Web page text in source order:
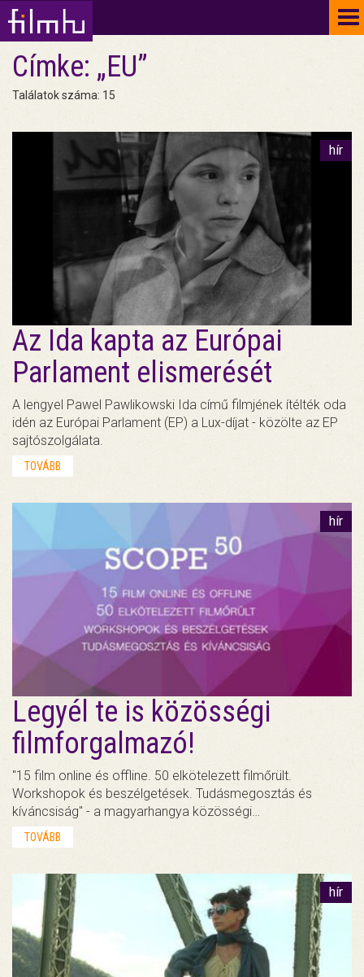
Címke: „EU”
Találatok száma: 15
hír
Az Ida kapta az Európai
Parlament elismerését
A lengyel Pawel Pawlikowski Ida című filmjének ítélték oda
idén az Európai Parlament (EP) a Lux-díjat - közölte az EP
sajtószolgálata.
TOVÁBB
hír
Legyél te is közösségi
filmforgalmazó!
"15 film online és offline. 50 elkötelezett filmőrült.
Workshopok és beszélgetések. Tudásmegosztás és
kíváncsiság" - a magyarhangya közösségi…
TOVÁBB
hír